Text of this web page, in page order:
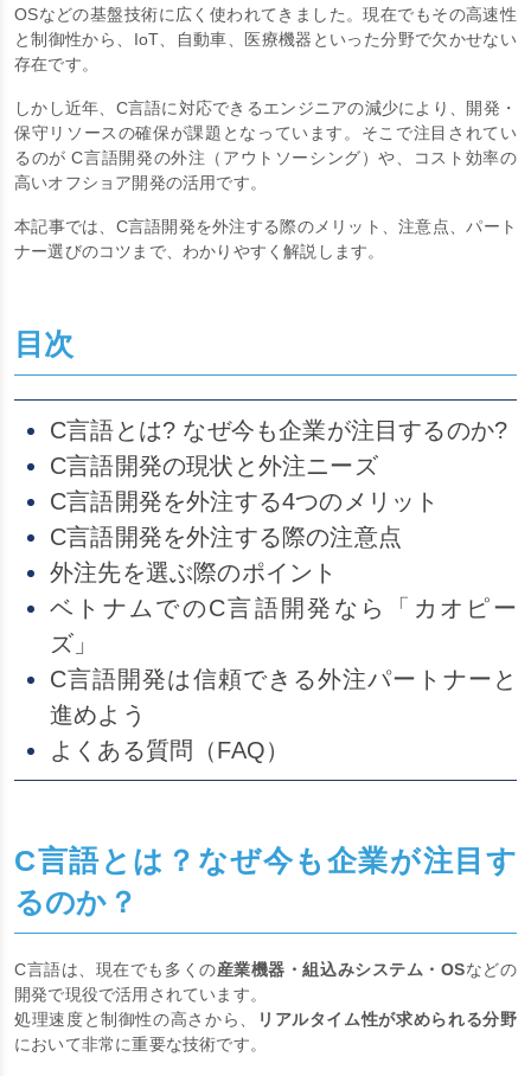
OSなどの基盤技術に広く使われてきました。現在でもその高速性
と制御性から、IoT、自動車、医療機器といった分野で欠かせない
存在です。
しかし近年、C言語に対応できるエンジニアの減少により、開発・
保守リソースの確保が課題となっています。そこで注目されてい
るのが C言語開発の外注（アウトソーシング）や、コスト効率の
高いオフショア開発の活用です。
本記事では、C言語開発を外注する際のメリット、注意点、パート
ナー選びのコツまで、わかりやすく解説します。
目次
C言語とは? なぜ今も企業が注目するのか?
C言語開発の現状と外注ニーズ
C言語開発を外注する4つのメリット
C言語開発を外注する際の注意点
外注先を選ぶ際のポイント
ベトナムでのC言語開発なら「カオピー
ズ」
C言語開発は信頼できる外注パートナーと
進めよう
よくある質問（FAQ）
C言語とは？なぜ今も企業が注目す
るのか？
C言語は、現在でも多くの産業機器・組込みシステム・OSなどの
開発で現役で活用されています。
処理速度と制御性の高さから、
リアルタイム性が求められる分野
において非常に重要な技術です。